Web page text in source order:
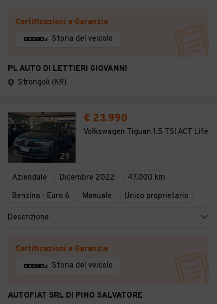
Certificazioni e Garanzie
Storia del veicolo
PL AUTO DI LETTIERI GIOVANNI
Strongoli (KR)
29
€ 23.990
Volkswagen Tiguan 1.5 TSI ACT Life
Aziendale Dicembre 2022
47.000 km
Benzina - Euro 6
Manuale Unico proprietario
Descrizione
Certificazioni e Garanzie
Storia del veicolo
AUTOFIAT SRL DI PINO SALVATORE